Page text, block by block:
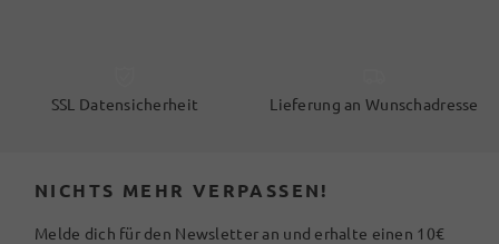
SSL Datensicherheit Lieferung an Wunschadresse
NICHTS MEHR VERPASSEN!
Melde dich für den Newsletter an und erhalte einen 10€